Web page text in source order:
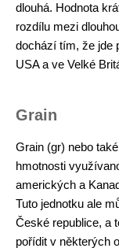
dlouhá. Hodnota
rozdílu mezi
dochází tím, že jde
USA a ve Velké
Grain
Grain (gr) nebo
hmotnosti
amerických a
Tuto jednotku ale
České republice, a
pořídit v některých